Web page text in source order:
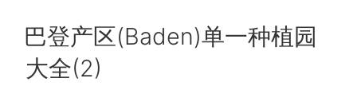
POSTED
ON
巴登产区(Baden)单一种植园
大全(2)